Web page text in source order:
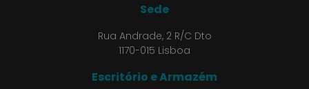
Sede
Rua Andrade, 2 R/C Dto
1170-015 Lisboa
Escritório e Armazém